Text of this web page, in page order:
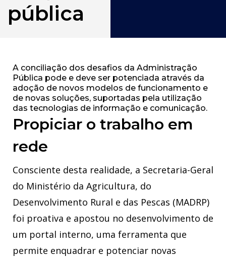
pública
A conciliação dos desafios da Administração
Pública pode e deve ser potenciada através da
adoção de novos modelos de funcionamento e
de novas soluções, suportadas pela utilização
das tecnologias de informação e comunicação.
Propiciar o trabalho em
rede
Consciente desta realidade, a Secretaria-Geral
do Ministério da Agricultura, do
Desenvolvimento Rural e das Pescas (MADRP)
foi proativa e apostou no desenvolvimento de
um portal interno, uma ferramenta que
permite enquadrar e potenciar novas